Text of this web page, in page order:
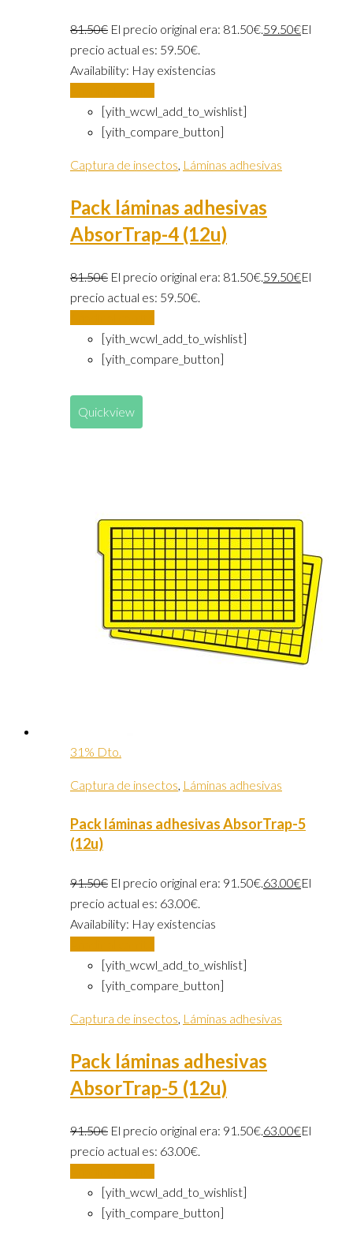
81.50€ El precio original era: 81.50€.59.50€El
precio actual es: 59.50€.
Availability: Hay existencias
[yith_wcwl_add_to_wishlist]
[yith_compare_button]
Captura de insectos, Láminas adhesivas
Pack láminas adhesivas
AbsorTrap-4 (12u)
81.50€ El precio original era: 81.50€.59.50€El
precio actual es: 59.50€.
[yith_wcwl_add_to_wishlist]
[yith_compare_button]
Quickview
31% Dto.
Captura de insectos, Láminas adhesivas
Pack láminas adhesivas AbsorTrap-5
(12u)
91.50€ El precio original era: 91.50€.63.00€El
precio actual es: 63.00€.
Availability: Hay existencias
[yith_wcwl_add_to_wishlist]
[yith_compare_button]
Captura de insectos, Láminas adhesivas
Pack láminas adhesivas
AbsorTrap-5 (12u)
91.50€ El precio original era: 91.50€.63.00€El
precio actual es: 63.00€.
[yith_wcwl_add_to_wishlist]
[yith_compare_button]